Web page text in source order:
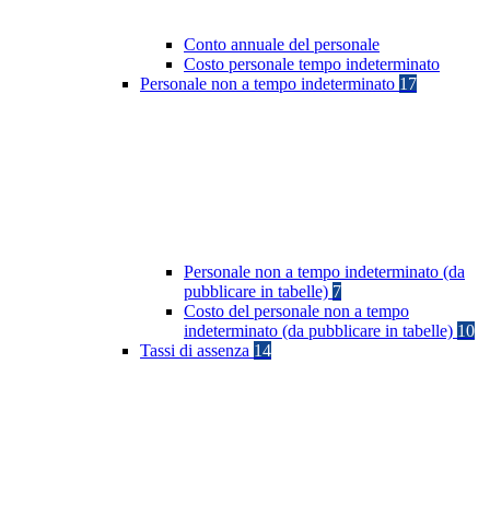
Conto annuale del personale
Costo personale tempo indeterminato
Personale non a tempo indeterminato 17
Personale non a tempo indeterminato (da
pubblicare in tabelle) 7
Costo del personale non a tempo
indeterminato (da pubblicare in tabelle) 10
Tassi di assenza 14